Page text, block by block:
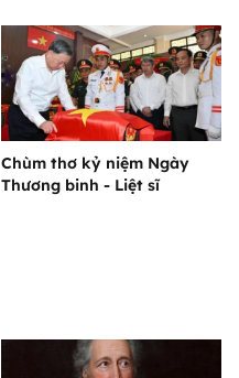
Chùm thơ kỷ niệm Ngày
Thương binh - Liệt sĩ